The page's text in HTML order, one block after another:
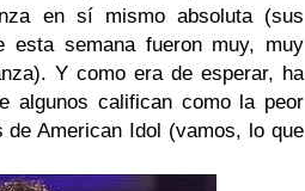
en sí mismo absoluta (sus
esta semana fueron muy, muy
Y como era de esperar, ha
algunos califican como la peor
American Idol (vamos, lo que